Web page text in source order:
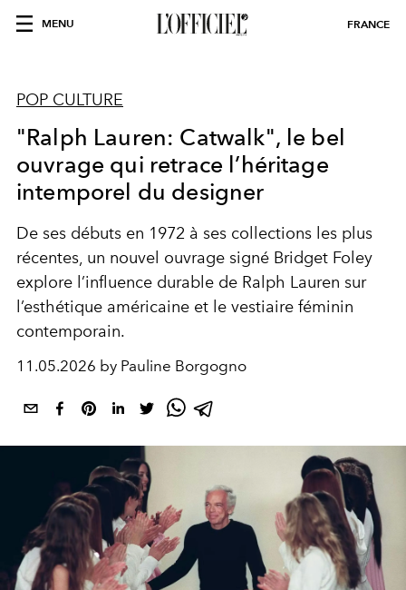
MENU FRANCE
POP CULTURE
"Ralph Lauren: Catwalk", le bel
ouvrage qui retrace l’héritage
intemporel du designer
De ses débuts en 1972 à ses collections les plus
récentes, un nouvel ouvrage signé Bridget Foley
explore l’influence durable de Ralph Lauren sur
l’esthétique américaine et le vestiaire féminin
contemporain.
11.05.2026 by Pauline Borgogno